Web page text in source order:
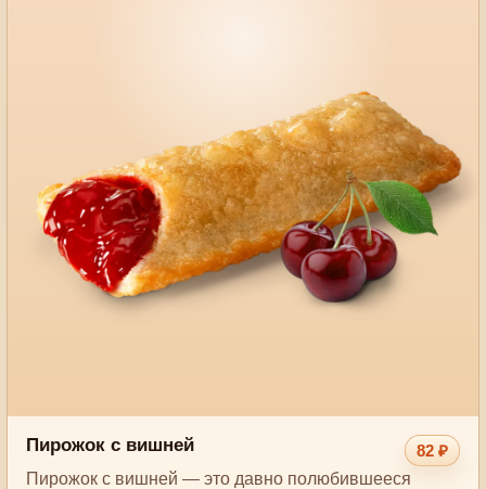
Пирожок с вишней
82 ₽
Пирожок с вишней — это давно полюбившееся